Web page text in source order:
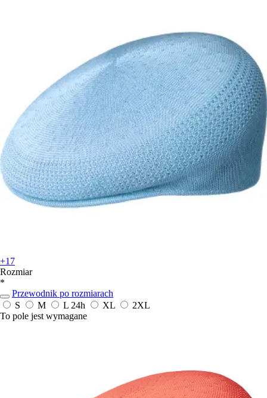
+17
Rozmiar
*
Przewodnik po rozmiarach
S
M L 24h XL
2XL
To pole jest wymagane